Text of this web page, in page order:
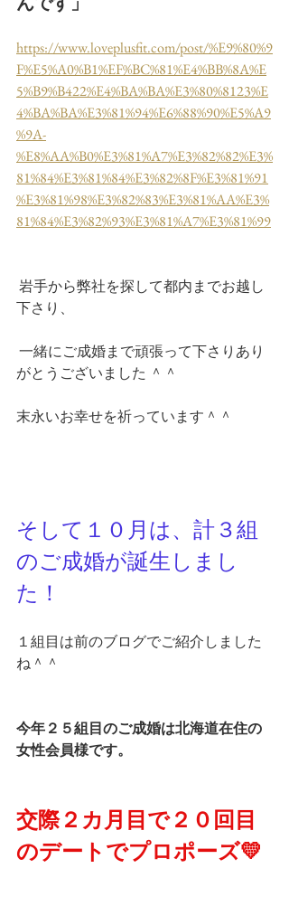
https://www.loveplusfit.com/post/%E9%80%9
F%E5%A0%B1%EF%BC%81%E4%BB%8A%E
5%B9%B422%E4%BA%BA%E3%80%8123%E
4%BA%BA%E3%81%94%E6%88%90%E5%A9
%9A-
%E8%AA%B0%E3%81%A7%E3%82%82%E3%
81%84%E3%81%84%E3%82%8F%E3%81%91
%E3%81%98%E3%82%83%E3%81%AA%E3%
81%84%E3%82%93%E3%81%A7%E3%81%99
岩手から弊社を探して都内までお越し
下さり、
がとうございました ＾＾
末永いお幸せを祈っています＾＾
そして１０月は、計３組
のご成婚が誕生しまし
た！
１組目は前のブログでご紹介しました
ね＾＾
今年２５組目のご成婚は北海道在住の
女性会員様です。
交際２カ月目で２０回目
のデートでプロポーズ💛